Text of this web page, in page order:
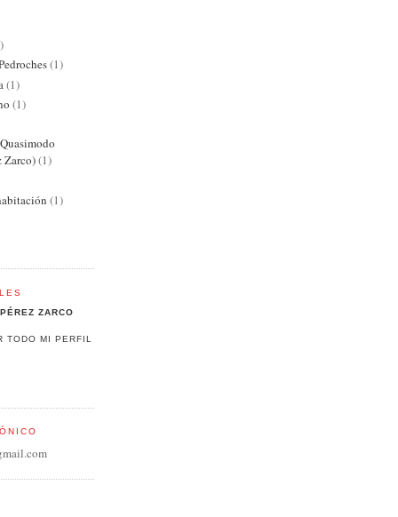
(1)
(1)
(1)
Zarco)(1)
(1)
PÉREZ ZARCO
TODO MI PERFIL